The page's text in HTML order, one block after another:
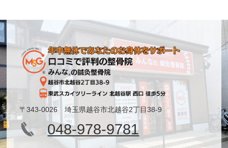
〒343-0026 埼玉県越谷市北越谷2丁目38-9
048-978-9781